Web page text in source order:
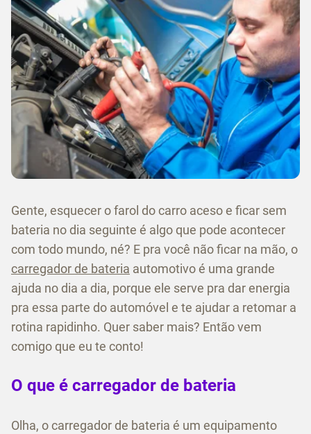
Gente, esquecer o farol do carro aceso e ficar sem
bateria no dia seguinte é algo que pode acontecer
com todo mundo, né? E pra você não ficar na mão, o
carregador de bateria automotivo é uma grande
ajuda no dia a dia, porque ele serve pra dar energia
pra essa parte do automóvel e te ajudar a retomar a
rotina rapidinho. Quer saber mais? Então vem
comigo que eu te conto!
O que é carregador de bateria
Olha, o carregador de bateria é um equipamento